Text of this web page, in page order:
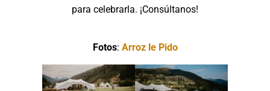
para celebrarla. ¡Consúltanos!
Fotos: Arroz le Pido